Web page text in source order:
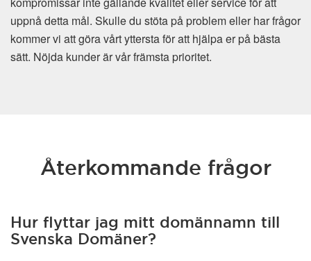
uppnå detta mål. Skulle du stöta på problem eller har frågor
kommer vi att göra vårt yttersta för att hjälpa er på bästa
sätt. Nöjda kunder är vår främsta prioritet.
Återkommande frågor
Hur flyttar jag mitt domännamn till
Svenska Domäner?